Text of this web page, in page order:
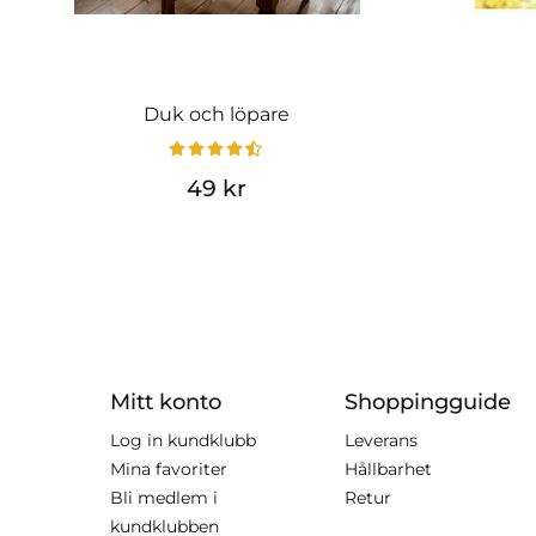
Duk och löpare
49 kr
Mitt konto
Log in kundklubb
Mina favoriter
Bli medlem i
kundklubben
Shoppingguide
Leverans
Hållbarhet
Retur